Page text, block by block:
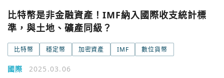
比特幣是非金融資產！IMF納入國際收支統計標
準，與土地、礦產同級？
比特幣 穩定幣 加密資產 IMF 數位貨幣
國際 2025.03.06
今日熱門
使用以下帳號繼續
Google
您已閒置5分鐘，請點擊關閉按鈕或空白處，即可回到加密
城市
今日熱門